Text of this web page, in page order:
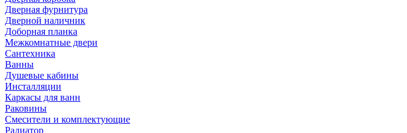
Дверная фурнитура
Дверной наличник
Доборная планка
Межкомнатные двери
Сантехника
Ванны
Душевые кабины
Инсталляции
Каркасы для ванн
Раковины
Смесители и комплектующие
Радиатор